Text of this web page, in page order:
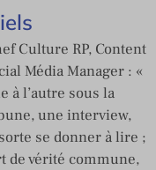
Culture RP, Content
Média Manager : «
à l’autre sous la
une interview,
se donner à lire ;
de vérité commune,